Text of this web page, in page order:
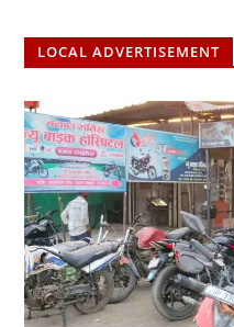
LOCAL ADVERTISEMENT